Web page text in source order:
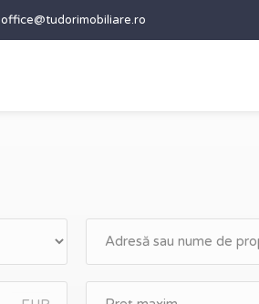
office@tudorimobiliare.ro